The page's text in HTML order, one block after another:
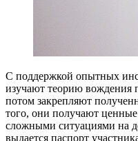
С поддержкой опытных
изучают теорию вождения
потом закрепляют
того, они получают ценные
сложными ситуациями на
выдается паспорт